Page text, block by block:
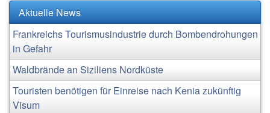
Aktuelle News
Frankreichs Tourismusindustrie durch Bombendrohungen
in Gefahr
Waldbrände an Siziliens Nordküste
Touristen benötigen für Einreise nach Kenia zukünftig
Visum